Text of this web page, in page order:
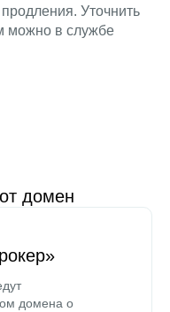
Уточнить
можно в службе
домен
домена о